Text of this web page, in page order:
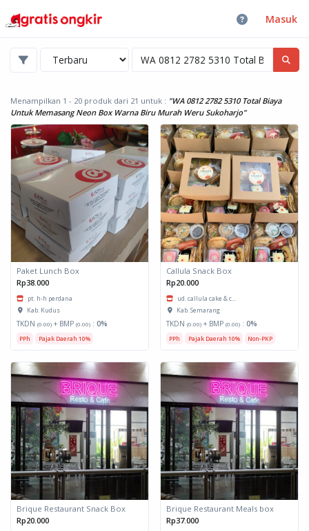
Masuk
Menampilkan 1 - 20 produk dari 21 untuk : "WA 0812 2782 5310 Total Biaya
Untuk Memasang Neon Box Warna Biru Murah Weru Sukoharjo"
Paket Lunch Box
Rp38.000
pt. h-h perdana
Kab. Kudus
TKDN (0.00) + BMP (0.00) : 0%
PPh Pajak Daerah 10%
Callula Snack Box
Rp20.000
ud. callula cake & c...
Kab. Semarang
TKDN (0.00) + BMP (0.00) : 0%
PPh Pajak Daerah 10% Non-PKP
Brique Restaurant Snack Box
Rp20.000
Brique Restaurant Meals box
Rp37.000